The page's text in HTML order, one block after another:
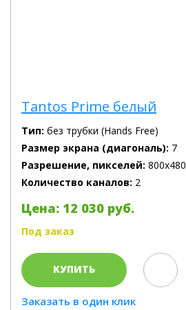
Tantos Prime белый
Тип: без трубки (Hands Free)
Размер экрана (диагональ): 7
Разрешение, пикселей: 800х480
Количество каналов: 2
Цена: 12 030 руб.
Под заказ
КУПИТЬ
Заказать в один клик